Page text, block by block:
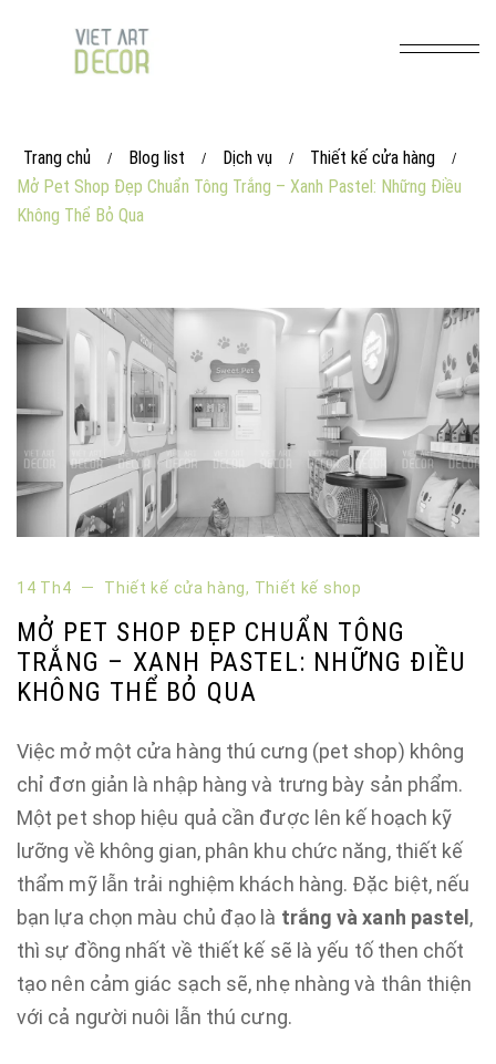
Trang chủ / Blog list / Dịch vụ / Thiết kế cửa hàng /
Mở Pet Shop Đẹp Chuẩn Tông Trắng – Xanh Pastel: Những Điều
Không Thể Bỏ Qua
14 Th4 Thiết kế cửa hàng, Thiết kế shop
MỞ PET SHOP ĐẸP CHUẨN TÔNG
TRẮNG – XANH PASTEL: NHỮNG ĐIỀU
KHÔNG THỂ BỎ QUA
Việc mở một cửa hàng thú cưng (pet shop) không
chỉ đơn giản là nhập hàng và trưng bày sản phẩm.
Một pet shop hiệu quả cần được lên kế hoạch kỹ
lưỡng về không gian, phân khu chức năng, thiết kế
thẩm mỹ lẫn trải nghiệm khách hàng. Đặc biệt, nếu
bạn lựa chọn màu chủ đạo là trắng và xanh pastel,
thì sự đồng nhất về thiết kế sẽ là yếu tố then chốt
tạo nên cảm giác sạch sẽ, nhẹ nhàng và thân thiện
với cả người nuôi lẫn thú cưng.